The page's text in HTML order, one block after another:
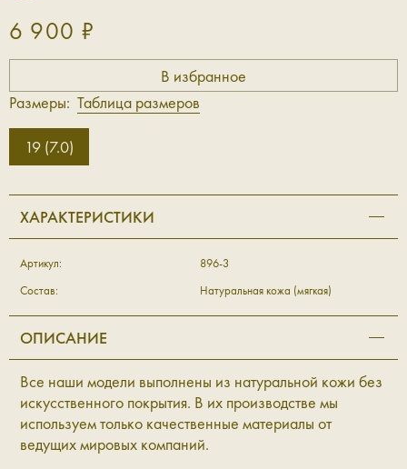
6 900 ₽
Размеры: Таблица размеров
19 (7.0)
ХАРАКТЕРИСТИКИ
Артикул:
896-3
Состав:
Натуральная кожа (мягкая)
ОПИСАНИЕ
Все наши модели выполнены из натуральной кожи без
искусственного покрытия. В их производстве мы
используем только качественные материалы от
ведущих мировых компаний.